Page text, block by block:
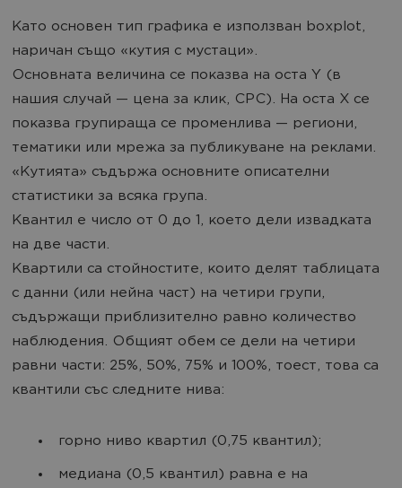
Като основен тип графика е използван boxplot,
наричан също «кутия с мустаци».
Основната величина се показва на оста Y (в
нашия случай — цена за клик, CPC). На оста X се
показва групираща се променлива — региони,
тематики или мрежа за публикуване на реклами.
«Кутията» съдържа основните описателни
статистики за всяка група.
Квантил е число от 0 до 1, което дели извадката
на две части.
Квартили са стойностите, които делят таблицата
с данни (или нейна част) на четири групи,
съдържащи приблизително равно количество
наблюдения. Общият обем се дели на четири
равни части: 25%, 50%, 75% и 100%, тоест, това са
квантили със следните нива:
горно ниво квартил (0,75 квантил);
медиана (0,5 квантил) равна е на